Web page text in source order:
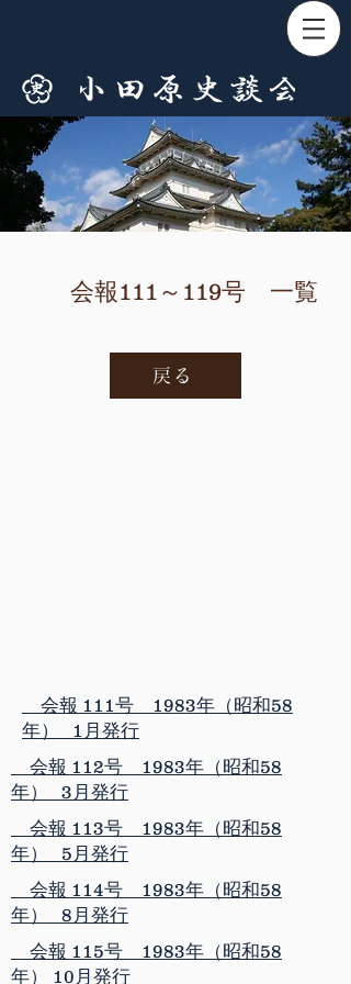
会報111～119号 一覧
戻る
会報 111号 1983年（昭和58
年） 1月発行
会報 112号 1983年（昭和58
年） 3月発行
会報 113号 1983年（昭和58
年） 5月発行
会報 114号 1983年（昭和58
年） 8月発行
会報 115号 1983年（昭和58
年） 10月発行